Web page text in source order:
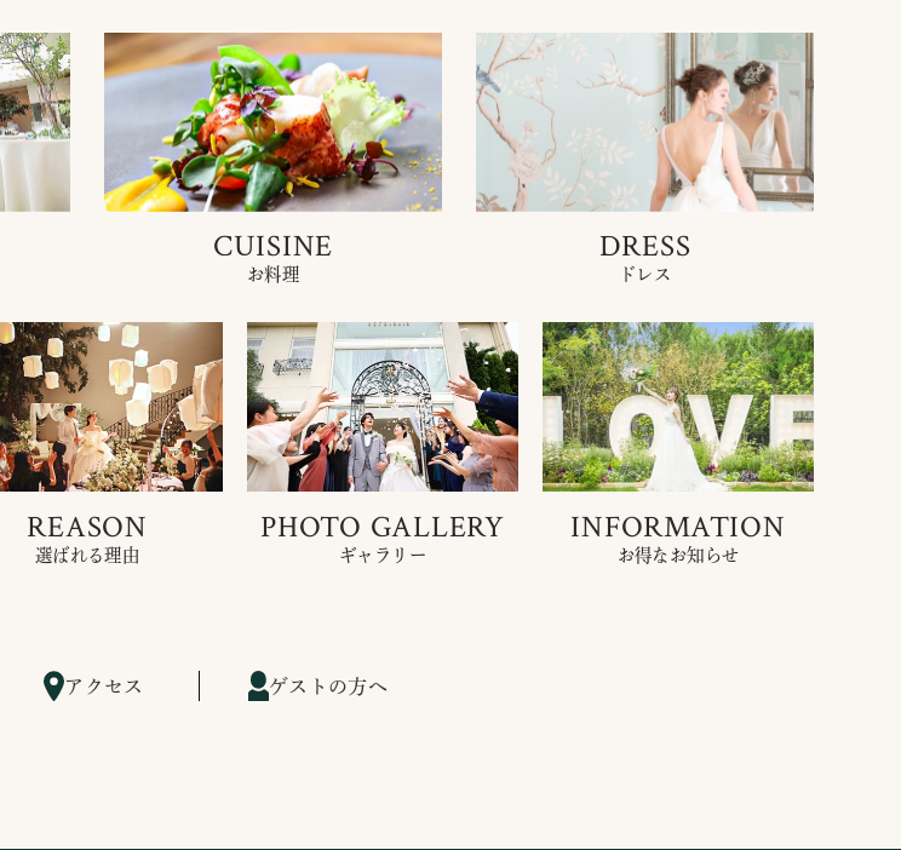
CUISINE
お料理
DRESS
ドレス
REASON
選ばれる理由
PHOTO GALLERY
ギャラリー
INFORMATION
お得なお知らせ
アクセス ゲストの方へ